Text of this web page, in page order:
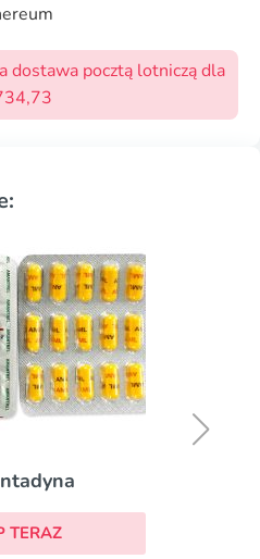
dostawa pocztą lotniczą dla
TERAZ